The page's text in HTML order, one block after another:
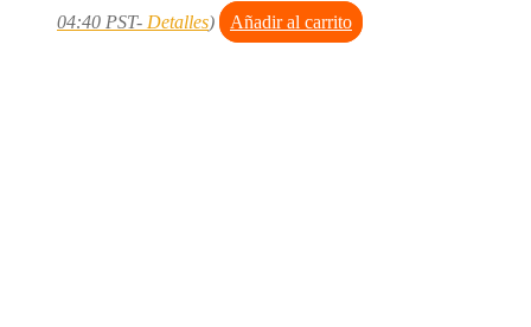
04:40 PST- Detalles) Añadir al carrito